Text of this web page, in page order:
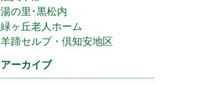
湯の里･黒松内
緑ヶ丘老人ホーム
羊蹄セルプ・倶知安地区
アーカイブ